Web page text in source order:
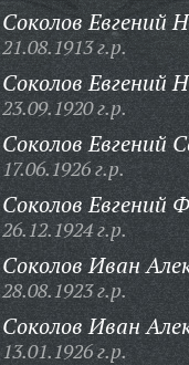
Соколов Евгений
21.08.1913 г.р.
Соколов Евгений
23.09.1920 г.р.
Соколов Евгений
17.06.1926 г.р.
Соколов Евгений
26.12.1924 г.р.
Соколов Иван
28.08.1923 г.р.
Соколов Иван
13.01.1926 г.р.